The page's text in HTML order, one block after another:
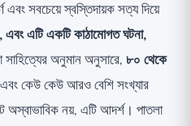
পর্দা ফাঁস করা (🔴 কী কাজ করে
এবং এটি ঠিক আছে
সবচেয়ে স্বস্তিদায়ক সত্য দিয়ে
এবং এটি একটি কাঠামোগত ঘটনা,
সাহিত্যের অনুমান অনুসারে, ৮০ থেকে
কেউ কেউ আরও বেশি সংখ্যার
নয়, এটি আদর্শ। পাতলা